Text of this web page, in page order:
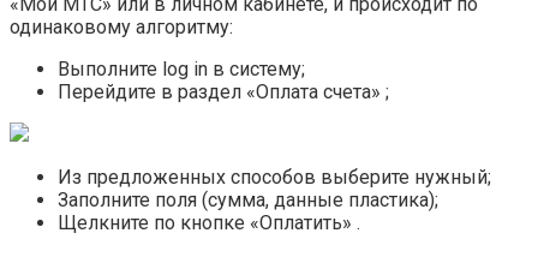
одинаковому алгоритму:
Выполните log in в систему;
Перейдите в раздел «Оплата счета» ;
Из предложенных способов выберите нужный;
Заполните поля (сумма, данные пластика);
Щелкните по кнопке «Оплатить» .